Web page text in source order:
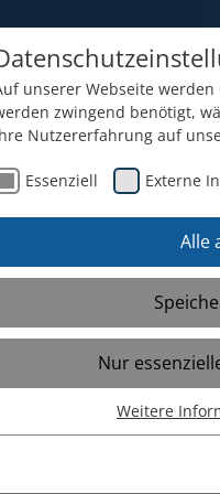
im Überblick
Uhr: Der
ist es wieder so
findet statt –
kleinen
unserer Webseite werden
zwingend benötigt,
Nutzererfahrung auf
Essenziell Externe
Alle
Nur
Essenzielle Cookies
Weitere